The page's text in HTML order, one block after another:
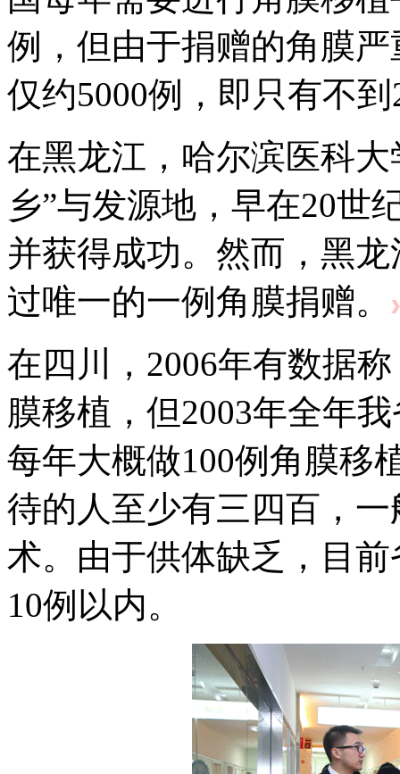
例，但由于捐赠的角膜
仅约5000例，即只有不
在黑龙江，哈尔滨医科
乡”与发源地，早在20世
并获得成功。然而，黑
过唯一的一例角膜捐赠。
在四川，2006年有数据
膜移植，但2003年全年
每年大概做100例角膜移
待的人至少有三四百，
术。由于供体缺乏，目
10例以内。